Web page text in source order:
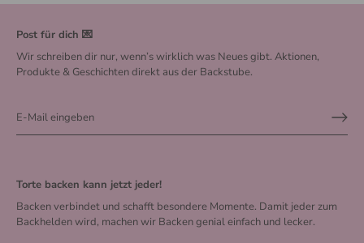
Post für dich 💌
Wir schreiben dir nur, wenn’s wirklich was Neues gibt. Aktionen,
Produkte & Geschichten direkt aus der Backstube.
Torte backen kann jetzt jeder!
Backen verbindet und schafft besondere Momente. Damit jeder zum
Backhelden wird, machen wir Backen genial einfach und lecker.